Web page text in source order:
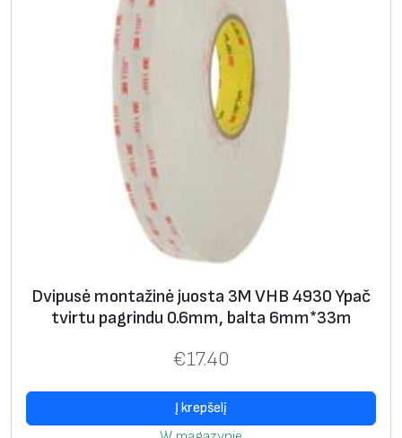
Dvipusė montažinė juosta 3M VHB 4930 Ypač
tvirtu pagrindu 0.6mm, balta 6mm*33m
€17.40
Į krepšelį